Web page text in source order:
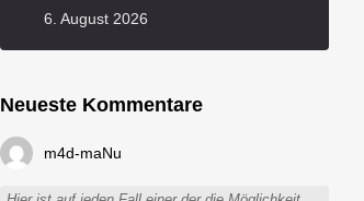
6. August 2026
Neueste Kommentare
m4d-maNu